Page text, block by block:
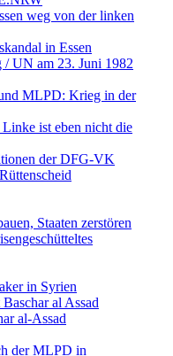
weg von der linken
in Essen
UN am 23. Juni 1982
MLPD: Krieg in der
ist eben nicht die
der DFG-VK
Staaten zerstören
in Syrien
al Assad
al-Assad
der MLPD in